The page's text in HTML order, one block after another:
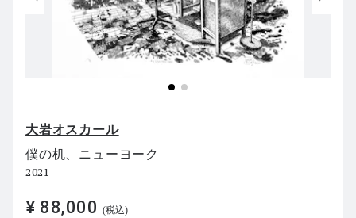
大岩オスカール
僕の机、ニューヨーク
2021
¥ 88,000 (税込)